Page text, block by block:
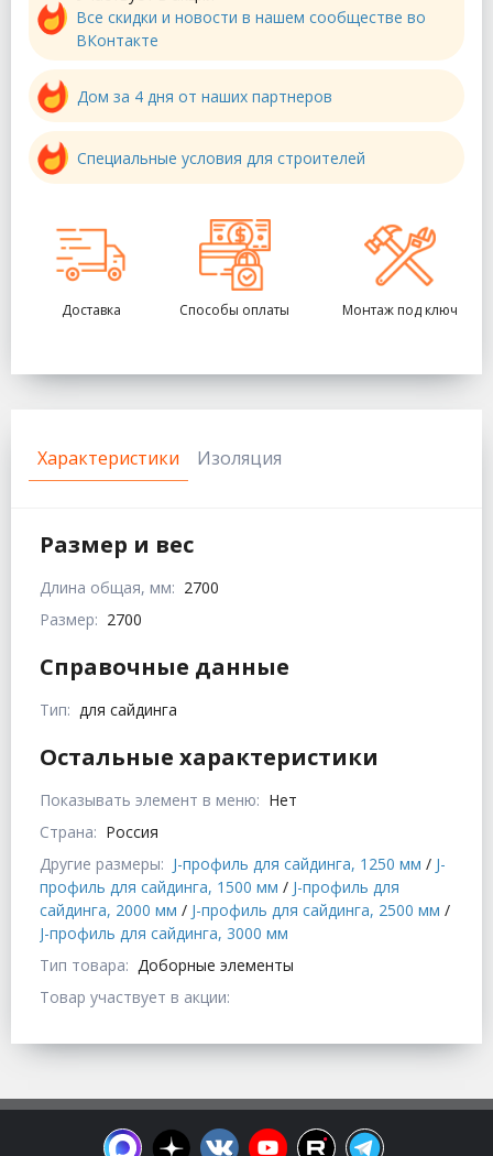
Все скидки и новости в нашем сообществе во
ВКонтакте
Дом за 4 дня от наших партнеров
Специальные условия для строителей
Доставка Способы оплаты Монтаж под ключ
Характеристики Изоляция
Размер и вес
Длина общая, мм: 2700
Размер: 2700
Справочные данные
Тип: для сайдинга
Остальные характеристики
Показывать элемент в меню: Нет
Страна: Россия
Другие размеры: J-профиль для сайдинга, 1250 мм / J-
профиль для сайдинга, 1500 мм / J-профиль для
сайдинга, 2000 мм / J-профиль для сайдинга, 2500 мм /
J-профиль для сайдинга, 3000 мм
Тип товара: Доборные элементы
Товар участвует в акции: